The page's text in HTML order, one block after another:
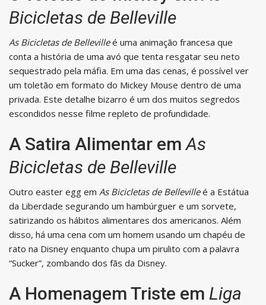
Bicicletas de Belleville
As Bicicletas de Bellevilleé uma animação francesa que
conta a história de uma avó que tenta resgatar seu neto
sequestrado pela máfia. Em uma das cenas, é possível ver
um toletão em formato do Mickey Mouse dentro de uma
privada. Este detalhe bizarro é um dos muitos segredos
escondidos nesse filme repleto de profundidade.
A Satira Alimentar emAs
Bicicletas de Belleville
Outro easter egg em As Bicicletas de Bellevilleé a Estátua
da Liberdade segurando um hambúrguer e um sorvete,
satirizando os hábitos alimentares dos americanos. Além
disso, há uma cena com um homem usando um chapéu de
rato na Disney enquanto chupa um pirulito com a palavra
“Sucker”, zombando dos fãs da Disney.
A Homenagem Triste em Liga